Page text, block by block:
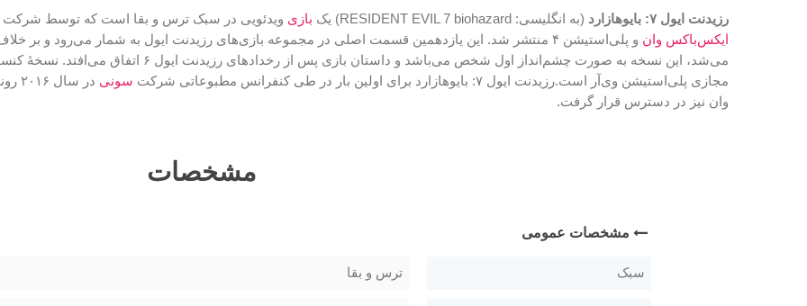
رزیدنت ایول ۷: بایوهازارد (به انگلیسی: RESIDENT EVIL 7 biohazard) یک بازی ویدئویی در سبک ترس و بقا است که توسط شرکت کپ‌کام در تاریخ
ایکس‌باکس وان
و پلی‌استیشن ۴ منتشر شد. این یازدهمین قسمت اصلی در مجموعه بازی‌های رزیدنت ایول به شمار می‌رود
می‌شد، این نسخه به صورت چشم‌انداز اول شخص می‌باشد و داستان بازی پس از رخدادهای رزیدنت ایول ۶ اتفاق می‌افتد. نسخهٔ کنسول پلی‌استیشن ۴ شامل پشتیبانی از
مجازی پلی‌استیشن وی‌آر است.رزیدنت ایول ۷: بایوهازارد برای اولین بار در طی کنفرانس مطبوعاتی شرکت
سونی
در
وان نیز در دسترس قرار گرفت.
مشخصات
مشخصات عمومی
سبک ترس و بقا